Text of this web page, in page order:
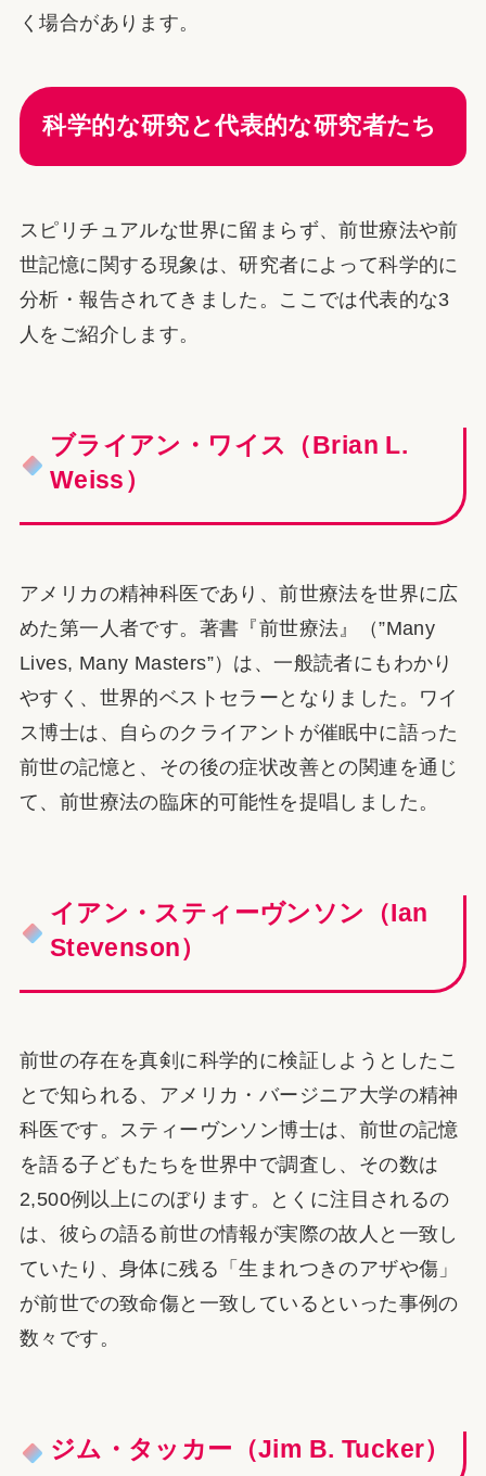
く場合があります。
科学的な研究と代表的な研究者たち
スピリチュアルな世界に留まらず、前世療法や前
世記憶に関する現象は、研究者によって科学的に
分析・報告されてきました。ここでは代表的な3
人をご紹介します。
ブライアン・ワイス（Brian L.
Weiss）
アメリカの精神科医であり、前世療法を世界に広
めた第一人者です。著書『前世療法』（”Many
Lives, Many Masters”）は、一般読者にもわかり
やすく、世界的ベストセラーとなりました。ワイ
ス博士は、自らのクライアントが催眠中に語った
前世の記憶と、その後の症状改善との関連を通じ
て、前世療法の臨床的可能性を提唱しました。
イアン・スティーヴンソン（Ian
Stevenson）
前世の存在を真剣に科学的に検証しようとしたこ
とで知られる、アメリカ・バージニア大学の精神
科医です。スティーヴンソン博士は、前世の記憶
を語る子どもたちを世界中で調査し、その数は
2,500例以上にのぼります。とくに注目されるの
は、彼らの語る前世の情報が実際の故人と一致し
ていたり、身体に残る「生まれつきのアザや傷」
が前世での致命傷と一致しているといった事例の
数々です。
ジム・タッカー（Jim B. Tucker）